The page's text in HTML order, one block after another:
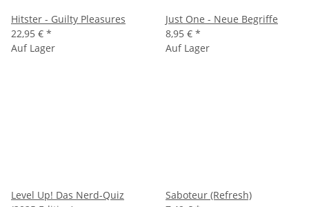
Hitster - Guilty Pleasures
22,95 € *
Just One - Neue Begriffe
8,95 € *
Auf Lager
Level Up! Das Nerd-Quiz
Auf Lager
Saboteur (Refresh)